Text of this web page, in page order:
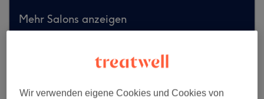
Mehr Salons anzeigen
Wir verwenden eigene Cookies und Cookies von